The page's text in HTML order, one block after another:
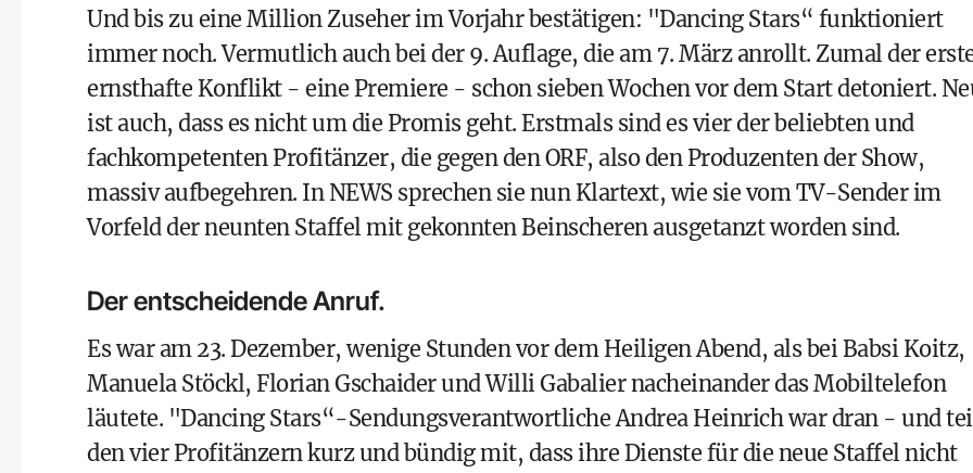
Und bis zu eine Million Zuseher im Vorjahr bestätigen: "Dancing Stars“ funktioniert
immer noch. Vermutlich auch bei der 9. Auflage, die am 7. März anrollt. Zumal der
ernsthafte Konflikt - eine Premiere - schon sieben Wochen vor dem Start detoniert.
ist auch, dass es nicht um die Promis geht. Erstmals sind es vier der beliebten und
fachkompetenten Profitänzer, die gegen den ORF, also den Produzenten der Show,
massiv aufbegehren. In NEWS sprechen sie nun Klartext, wie sie vom TV-Sender im
Vorfeld der neunten Staffel mit gekonnten Beinscheren ausgetanzt worden sind.
Der entscheidende Anruf.
Es war am 23. Dezember, wenige Stunden vor dem Heiligen Abend, als bei Babsi Koitz,
Manuela Stöckl, Florian Gschaider und Willi Gabalier nacheinander das Mobiltelefon
läutete. "Dancing Stars“-Sendungsverantwortliche Andrea Heinrich war dran - und
den vier Profitänzern kurz und bündig mit, dass ihre Dienste für die neue Staffel nicht